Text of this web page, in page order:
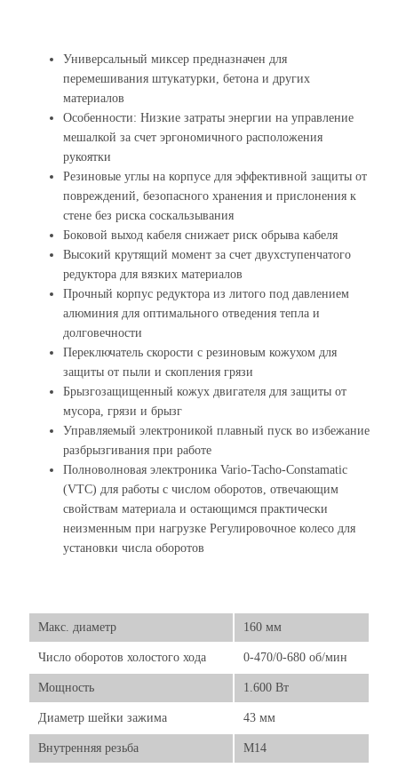
Универсальный миксер предназначен для
перемешивания штукатурки, бетона и других
материалов
Особенности: Низкие затраты энергии на управление
мешалкой за счет эргономичного расположения
рукоятки
Резиновые углы на корпусе для эффективной защиты от
повреждений, безопасного хранения и прислонения к
стене без риска соскальзывания
Боковой выход кабеля снижает риск обрыва кабеля
Высокий крутящий момент за счет двухступенчатого
редуктора для вязких материалов
Прочный корпус редуктора из литого под давлением
алюминия для оптимального отведения тепла и
долговечности
Переключатель скорости с резиновым кожухом для
защиты от пыли и скопления грязи
Брызгозащищенный кожух двигателя для защиты от
мусора, грязи и брызг
Управляемый электроникой плавный пуск во избежание
разбрызгивания при работе
Полноволновая электроника Vario-Tacho-Constamatic
(VTC) для работы с числом оборотов, отвечающим
свойствам материала и остающимся практически
неизменным при нагрузке Регулировочное колесо для
установки числа оборотов
Макс. диаметр 160 мм
Число оборотов холостого хода 0-470/0-680 об/мин
Мощность 1.600 Вт
Диаметр шейки зажима 43 мм
Внутренняя резьба М14